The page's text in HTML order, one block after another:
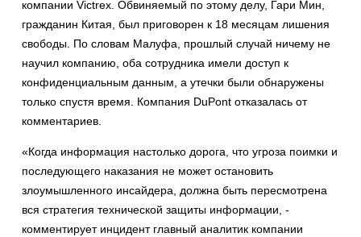
компании Victrex. Обвиняемый по этому делу, Гари Мин,
гражданин Китая, был приговорен к 18 месяцам лишения
свободы. По словам Малуфа, прошлый случай ничему не
научил компанию, оба сотрудника имели доступ к
конфиденциальным данным, а утечки были обнаружены
только спустя время. Компания DuPont отказалась от
комментариев.
«Когда информация настолько дорога, что угроза поимки и
последующего наказания не может остановить
злоумышленного инсайдера, должна быть пересмотрена
вся стратегия технической защиты информации, -
комментирует инцидент главный аналитик компании